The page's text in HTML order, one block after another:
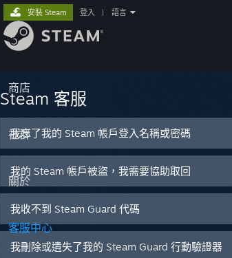
商店
社群
關於
客服中心
安裝 Steam 登入 語言
Steam 客服
我忘了我的 Steam 帳戶登入名稱或密碼
我的 Steam 帳戶被盜，我需要協助取回
我收不到 Steam Guard 代碼
我刪除或遺失了我的 Steam Guard 行動驗證器